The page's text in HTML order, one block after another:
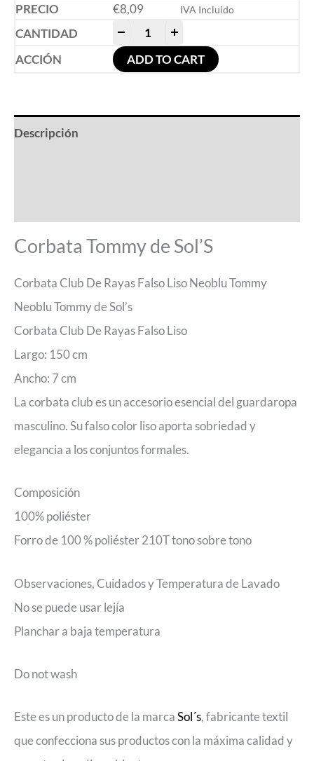
€8,09 IVA Incluido
ADD TO CART
Descripción
Corbata Tommy de Sol’S
Corbata Club De Rayas Falso Liso Neoblu Tommy
Neoblu Tommy de Sol’s
Corbata Club De Rayas Falso Liso
Largo: 150 cm
Ancho: 7 cm
La corbata club es un accesorio esencial del guardaropa
masculino. Su falso color liso aporta sobriedad y
elegancia a los conjuntos formales.
Composición
100% poliéster
Forro de 100 % poliéster 210T tono sobre tono
Observaciones, Cuidados y Temperatura de Lavado
No se puede usar lejía
Planchar a baja temperatura
Do not wash
Este es un producto de la marcaSol´s, fabricante textil
que confecciona sus productos con la máxima calidad y